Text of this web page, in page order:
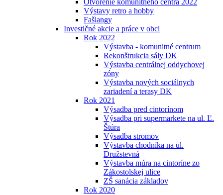
Otvorenie komunitného centra 2022
Výstavy retro a hobby
Fašiangy
Investičné akcie a práce v obci
Rok 2022
Výstavba - komunitné centrum
Rekonštrukcia sály DK
Výstavba centrálnej oddychovej
zóny
Výstavba nových sociálnych
zariadení a terasy DK
Rok 2021
Výsadba pred cintorínom
Výsadba pri supermarkete na ul. Ľ.
Štúra
Výsadba stromov
Výstavba chodníka na ul.
Družstevná
Výstavba múra na cintoríne zo
Zákostolskej ulice
ZŠ sanácia základov
Rok 2020